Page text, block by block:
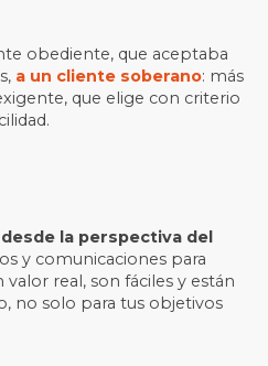
obediente, que aceptaba
a un cliente soberano: más
que elige con criterio
la perspectiva del
y comunicaciones para
real, son fáciles y están
no solo para tus objetivos